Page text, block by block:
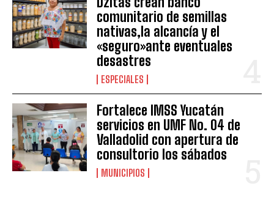
comunitario de semillas
nativas,la alcancía y el
«seguro»ante eventuales
desastres
ESPECIALES
Fortalece IMSS Yucatán
servicios en UMF No. 04 de
Valladolid con apertura de
consultorio los sábados
MUNICIPIOS